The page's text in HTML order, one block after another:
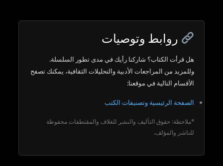
روابط وتوصيات
هل قرأت الكتاب؟ شاركنا رأيك في مدى تطور السلسلة.
وللمزيد من المراجعات الأدبية والتحليلات الثقافية، يمكنك تصفح
الأقسام التالية في موقعنا:
الصفحة الرئيسية وتصنيفات الكتب
*ملاحظة: حقوق التأليف والنشر للغلاف والمقتطفات محفوظة
للناشر والمؤلف.